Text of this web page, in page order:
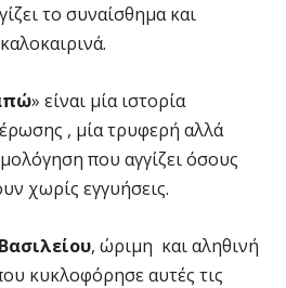
το συναίσθημα και
» είναι μία ιστορία
, μία τρυφερή αλλά
που αγγίζει όσους
χωρίς εγγυήσεις.
, ώριμη και αληθινή
κυκλοφόρησε αυτές τις